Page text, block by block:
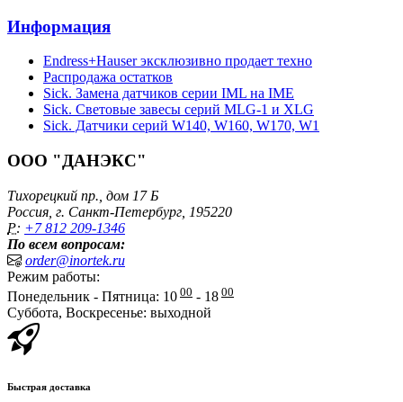
Информация
Endress+Hauser эксклюзивно продает техно
Распродажа остатков
Sick. Замена датчиков серии IML на IME
Sick. Световые завесы серий MLG-1 и XLG
Sick. Датчики серий W140, W160, W170, W1
ООО "ДАНЭКС"
Тихорецкий пр., дом 17 Б
Россия, г. Санкт-Петербург, 195220
P: +7 812 209-1346
По всем вопросам:
order@inortek.ru
Режим работы:
Понедельник - Пятница: 10 00 - 18 00
Суббота, Воскресенье: выходной
Быстрая доставка